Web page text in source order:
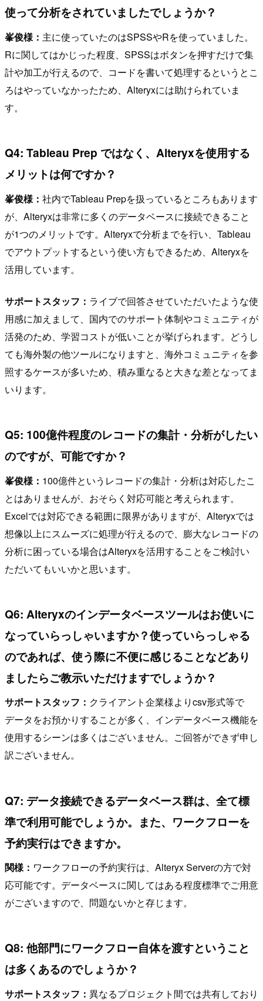
使って分析をされていましたでしょうか？
峯俊様： 主に使っていたのはSPSSやRを使っていました。
Rに関してはかじった程度、SPSSはボタンを押すだけで集
計や加工が行えるので、コードを書いて処理するというとこ
ろはやっていなかったため、Alteryxには助けられていま
す。
Q4: Tableau Prep ではなく、Alteryxを使用する
メリットは何ですか？
峯俊様： 社内でTableau Prepを扱っているところもあります
が、Alteryxは非常に多くのデータベースに接続できること
が1つのメリットです。Alteryxで分析までを行い、Tableau
でアウトプットするという使い方もできるため、Alteryxを
活用しています。
サポートスタッフ： ライブで回答させていただいたような使
用感に加えまして、国内でのサポート体制やコミュニティが
活発のため、学習コストが低いことが挙げられます。どうし
ても海外製の他ツールになりますと、海外コミュニティを参
照するケースが多いため、積み重なると大きな差となってま
いります。
Q5: 100億件程度のレコードの集計・分析がしたい
のですが、可能ですか？
峯俊様： 100億件というレコードの集計・分析は対応したこ
とはありませんが、おそらく対応可能と考えられます。
Excelでは対応できる範囲に限界がありますが、Alteryxでは
想像以上にスムーズに処理が行えるので、膨大なレコードの
分析に困っている場合はAlteryxを活用することをご検討い
ただいてもいいかと思います。
Q6: Alteryxのインデータベースツールはお使いに
なっていらっしゃいますか？使っていらっしゃる
のであれば、使う際に不便に感じることなどあり
ましたらご教示いただけますでしょうか？
サポートスタッフ： クライアント企業様よりcsv形式等で
データをお預かりすることが多く、インデータベース機能を
使用するシーンは多くはございません。ご回答ができず申し
訳ございません。
Q7: データ接続できるデータベース群は、全て標
準で利用可能でしょうか。また、ワークフローを
予約実行はできますか。
関様： ワークフローの予約実行は、Alteryx Serverの方で対
応可能です。データベースに関してはある程度標準でご用意
がございますので、問題ないかと存じます。
Q8: 他部門にワークフロー自体を渡すということ
は多くあるのでしょうか？
サポートスタッフ： 異なるプロジェクト間では共有しており